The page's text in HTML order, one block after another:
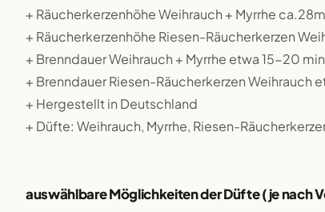
+ Räucherkerzenhöhe Weihrauch + Myrrhe
+ Räucherkerzenhöhe Riesen-Räucherkerzen
+ Brenndauer Weihrauch + Myrrhe etwa 15-20
+ Brenndauer Riesen-Räucherkerzen Weihrauch
+ Hergestellt in Deutschland
+ Düfte: Weihrauch, Myrrhe, Riesen-
auswählbare Möglichkeiten der Düfte (je nach